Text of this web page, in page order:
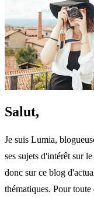
Salut,
Je suis Lumia,
ses sujets d'intérêt sur
donc sur ce blog
thématiques. Pour